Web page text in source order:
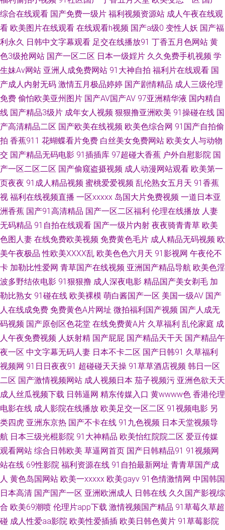
91熟女露脸专区 av网站 www含羞草av 韩国三级片小视频 久草资源网站 青
娱乐盛视久久 日本女同护士 天天干免费视频 午夜寂寞伦理 五月四房色播婷
婷 香蕉视频网址 性爱综合区 伪娘seav 婷婷一区二区 午夜福利123 午夜色色
吧AV 五月停停影院 先锋影音无码 久草福利资源站久 男女国产 老司机性爱视
频 黄色毛片視頻圖片 九九午夜成人剧场 另类激情欧美 老司机制服丝袜 男人
的天堂a爽 蜜桃视频黄 久久青草 岛国a免费观看 91天堂视频 午夜桃色av 蜜
芽精品视频 国产午夜福利影院 在线看污视频 91蜜臀刺激网 97国产精选 91
视频精品网站 91丝袜在线视频 91呆哥人妻系列 91少妇黑丝 69福利社一区
亚洲AV炮图 亚洲天堂在线超吹 在线资源91 18色网 91超碰碰在线 午夜免费
电影 91工厂网址 91精品熟妇 91亚洲传媒51 91少妇喷水视频 91蓝莓视频
97资源站超碰 91蓝莓视频 www99视频 A香蕉成人大片 91人兽 ass中国熟
97资源网色色 变态另类先锋 国产操逼视频在线 黄色天堂网 美女做爱网站 美
日韩色 青青草原99 三级www 91小视频 91c仔丝袜在线 91免费站 玖玖爱导
色情三级网 草草影院最新地址 五月素人人妻 狠狠干2026 91少女 99热在线
66 Av爱爱69 91国际视频 综合另类AV 午夜网址AV 91好图推荐 91黑科福利
视频 亚洲成人黄色 亚洲特黄 先锋资源6 91工厂熟女露脸 在线观看美女福利
影音先锋色精东 2026成人网站 91婷婷西瓜 91精品熟妇视频 亚洲阿b天堂 深
夜福利专区 人人操比 天天操B亚洲性爱 午夜情色av 午夜情色av 亚洲青娱乐
avi 香蕉午夜影院 91免费站 91瑟瑟 91网址导航 97在线视频鸥洲 91欧美性爱
白丝美女后入内射 jk白丝被射 www97丝足网 91中文足交 91秒拍网 在线看
综合在线观看 国产免费一级片 福利视频资源站 成人午夜在线观
看 欧美图片在线观看 在线观看h视频 国产a级0 变性人妖 国产福
利永久 日韩中文字幕观看 足交在线播放91 丁香五月色网站 黄
色3级抢网站 国产一区二区 日本一级婬片 久久免费手机视频 学
生妹Av网站 亚洲人成免费网站 91大神自拍 福利片在线观看 国
产成人内射无码 激情五月极品婷婷 国产剧情精品 成人三级伦理
免费 偷怕欧美亚州图片 国产AV国产AV 97亚洲精华液 国内精自
线 国产精品3级片 成年女人视频 狠狠撸亚洲欧美 91操碰在线 国
产高清精品二区 国产欧美在线视频 欧美色综合网 91国产自拍偷
拍 香蕉911 花蝴蝶看片免费 白丝美女免费网站 欧美女人与动物
交 国产精品无码电影 91插插库 97超碰大香蕉 户外自慰影院 国
产一区二区二区 国产偷窥盗摄视频 成人动漫网站观看 欧美第一
页夜夜 91成人精品视频 蜜桃爱爱视频 乱伦熟女五月天 91香蕉
视 福利在线视频直播 一区xxxxx 岛国大片免费视频 一道日本亚
洲香蕉 国产91高清精品 国产一区二区福利 伦理在线播放 人妻
无码精品 91自拍在线观看 国产一级片内射 夜夜骑青青草 欧美
色图人妻 在线免费欧美视频 免费黄色毛片 成人精品无码视频 欧
美午夜极品 性欧美ⅩⅩⅩⅩ乱 欧美色色六月天 91影视网 午夜伦不
卡 加勒比性爱网 青草国产在线视频 亚洲国产精品导航 欧美色淫
波多野结依电影 91狠狠撸 成人深夜电影 精品国产美女剃毛 加
勒比熟女 91碰在线 欧美裸模 萌白酱国产一区 美国一级AV 国产
人在线成免费 免费黄色A片网址 微拍福利国产视频 国产人成无
码视频 国产原创区色花堂 在线免费黄A片 久草福利 乱伦家庭 成
人午夜免费视频 人妖射精 国产屁屁 国产精品天干天 国产精品午
夜一区 中文字幕无码人妻 日本不卡二区 国产日韩91 久草福利
视频网 91日日夜夜91 超碰碰天天操 91草草酒店视频 韩日一区
二区 国产激情视频网站 成人视频日本 茄子视频污 亚洲色欲天天
成人丝瓜视频下载 日韩逼网 精东传媒入口 黄wwww色 香港伦理
电影在线 成人影院在线播放 欧美足交一区二区 91视频电影 另
类四虎 亚洲东京热 国产不卡在线 91九色视频 日本天堂视频导
航 日本三级光棍影院 91大神精品 欧美怡红院院二区 爱豆传媒
观看网站 综合日韩欧美 草逼网首页 国产日韩精品91 91视频网
站在线 69性影院 福利资源在线 91自拍最新网址 青青草国产成
人 黄色岛国网站 欧美一xxxxx 欧美gayv 91色情激情网 中国韩国
日本高清 国产国产一区 亚洲欧洲成人 日韩在线 久久国产影视综
合 欧美69潮喷 伦理片app下载 激情视频国产精品 91草莓久草超
碰 成人性爱aa影院 欧美性爱插插 欧美日韩色黄片 91草莓影院